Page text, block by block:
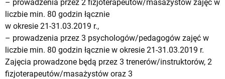
– prowadzenia przez 2 fizjoterapeutów/masażystów zajęć w
liczbie min. 80 godzin łącznie
w okresie 21-31.03.2019 r.,
– prowadzenia przez 3 psychologów/pedagogów zajęć w
liczbie min. 80 godzin łącznie w okresie 21-31.03.2019 r.
Zajęcia prowadzone będą przez 3 trenerów/instruktorów, 2
fizjoterapeutów/masażystów oraz 3